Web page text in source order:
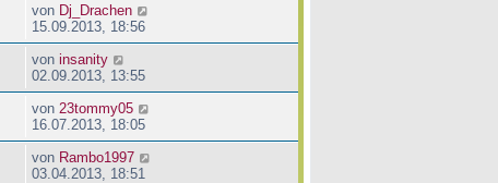
von Dj_Drachen
15.09.2013, 18:56
von insanity
02.09.2013, 13:55
von 23tommy05
16.07.2013, 18:05
von Rambo1997
03.04.2013, 18:51